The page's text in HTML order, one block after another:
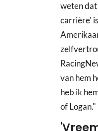
weten
carrière'
van hem
heb ik
of Logan."